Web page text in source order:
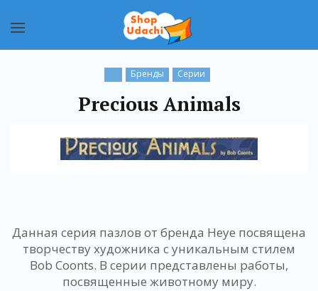
Бренды Серии
Precious Animals
Данная серия пазлов от бренда Heye посвящена
творчеству художника с уникальным стилем
Bob Coonts. В серии представлены работы,
посвященные животному миру.